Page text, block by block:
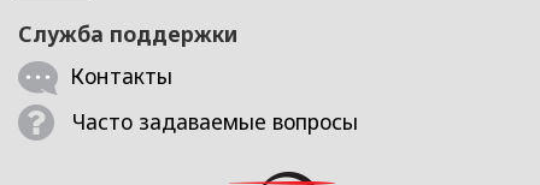
Служба поддержки
Контакты
Часто задаваемые вопросы